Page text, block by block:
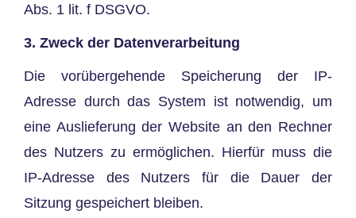
Abs. 1 lit. f DSGVO.
3. Zweck der Datenverarbeitung
Die vorübergehende Speicherung der IP-
Adresse durch das System ist notwendig, um
eine Auslieferung der Website an den Rechner
des Nutzers zu ermöglichen. Hierfür muss die
IP-Adresse des Nutzers für die Dauer der
Sitzung gespeichert bleiben.